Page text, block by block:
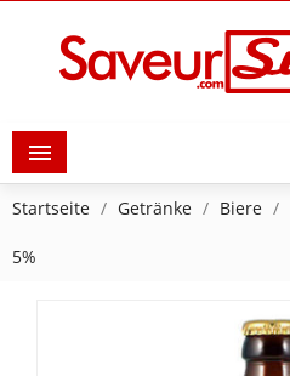

Startseite Getränke Biere
5%